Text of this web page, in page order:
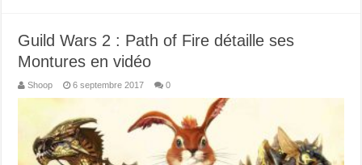
Guild Wars 2 : Path of Fire détaille ses
Montures en vidéo
Shoop 6 septembre 2017 0